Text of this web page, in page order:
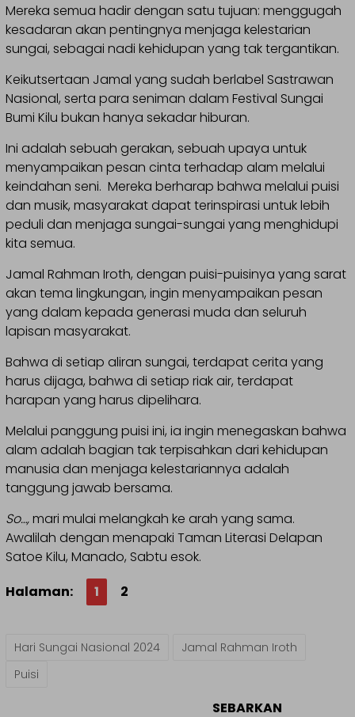
Mereka semua hadir dengan satu tujuan: menggugah
kesadaran akan pentingnya menjaga kelestarian
sungai, sebagai nadi kehidupan yang tak tergantikan.
Keikutsertaan Jamal yang sudah berlabel Sastrawan
Nasional, serta para seniman dalam Festival Sungai
Bumi Kilu bukan hanya sekadar hiburan.
Ini adalah sebuah gerakan, sebuah upaya untuk
menyampaikan pesan cinta terhadap alam melalui
keindahan seni. Mereka berharap bahwa melalui puisi
dan musik, masyarakat dapat terinspirasi untuk lebih
peduli dan menjaga sungai-sungai yang menghidupi
kita semua.
Jamal Rahman Iroth, dengan puisi-puisinya yang sarat
akan tema lingkungan, ingin menyampaikan pesan
yang dalam kepada generasi muda dan seluruh
lapisan masyarakat.
Bahwa di setiap aliran sungai, terdapat cerita yang
harus dijaga, bahwa di setiap riak air, terdapat
harapan yang harus dipelihara.
Melalui panggung puisi ini, ia ingin menegaskan bahwa
alam adalah bagian tak terpisahkan dari kehidupan
manusia dan menjaga kelestariannya adalah
tanggung jawab bersama.
So…,mari mulai melangkah ke arah yang sama.
Awalilah dengan menapaki Taman Literasi Delapan
Satoe Kilu, Manado, Sabtu esok.
Halaman:
1 2
Hari Sungai Nasional 2024
Jamal Rahman Iroth
Puisi
SEBARKAN